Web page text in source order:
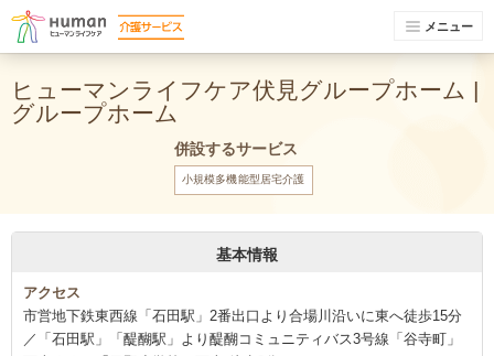
メニュー
ヒューマンライフケア伏見グループホーム |
グループホーム
併設するサービス
小規模多機能型居宅介護
基本情報
アクセス
市営地下鉄東西線「石田駅」2番出口より合場川沿いに東へ徒歩15分
／「石田駅」「醍醐駅」より醍醐コミュニティバス3号線「谷寺町」